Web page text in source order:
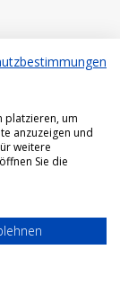
platzieren, um
anzuzeigen und
weitere
Sie die